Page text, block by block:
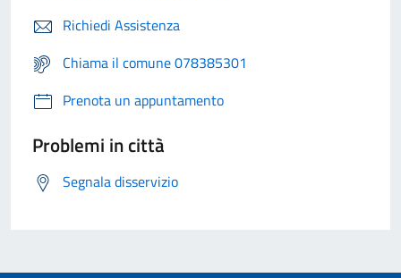
Richiedi Assistenza
Chiama il comune 078385301
Prenota un appuntamento
Problemi in città
Segnala disservizio